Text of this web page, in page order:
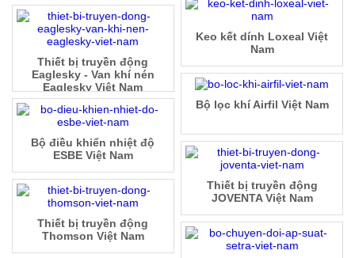
Keo kết dính Loxeal Việt
Nam
Thiết bị truyền động
Eaglesky - Van khí nén
Eaglesky Việt Nam
Bộ lọc khí Airfil Việt Nam
Bộ điều khiển nhiệt độ
ESBE Việt Nam
Thiết bị truyền động
JOVENTA Việt Nam
Thiết bị truyền động
Thomson Việt Nam